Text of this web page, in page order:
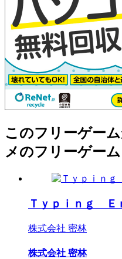
このフリーゲー
メのフリーゲーム
Ｔｙｐｉｎｇ Ｅ
株式会社 密林
株式会社 密林